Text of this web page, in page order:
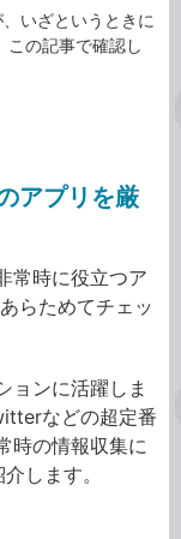
いざというときに
この記事で確認し
アプリを厳
常時に役立つア
らためてチェッ
ョンに活躍しま
などの超定番
時の情報収集に
します。